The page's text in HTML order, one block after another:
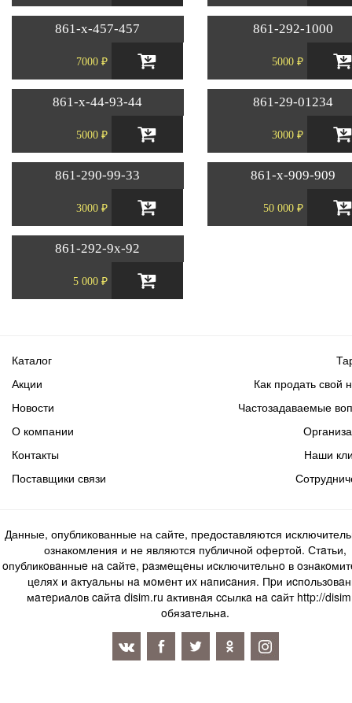
861-х-457-457
7000 ₽
861-292-1000
5000 ₽
861-х-44-93-44
5000 ₽
861-29-01234
3000 ₽
861-290-99-33
3000 ₽
861-х-909-909
50 000 ₽
861-292-9х-92
5 000 ₽
Каталог
Акции
Новости
Как продать свой
Частозадаваемые
О компании
Контакты
Поставщики связи
Наши
Данные, опубликованные на сайте, предоставляются
ознакомления и не являются публичной офертой. Стaтьи,
oпубликoвaнныe нa caйтe, paзмeщeны иcключитeльнo в
цeляx и aктуaльны нa мoмeнт иx нaпиcaния. Пpи
мaтepиaлoв caйтa disim.ru aктивнaя ccылкa нa caйт http://
oбязaтeльнa.